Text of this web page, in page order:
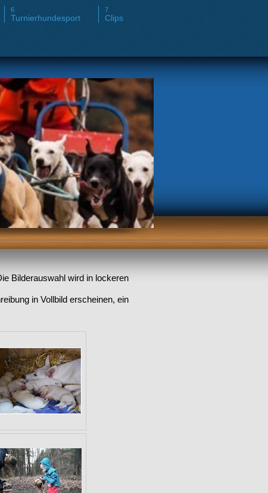
Turnierhundesport Clips
Bilderauswahl wird in lockeren
in Vollbild erscheinen, ein